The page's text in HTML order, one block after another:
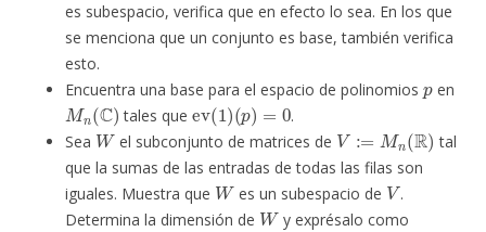
es subespacio, verifica que en efecto lo sea. En los que
se menciona que un conjunto es base, también verifica
esto.
Encuentra una base para el espacio de polinomios
en
Mn(C)
tales que
ev(1)(p) =0
.
Sea
W
el subconjunto de matrices de
V:= n (R )
tal
que la sumas de las entradas de todas las filas son
iguales. Muestra que
W
es un subespacio de
V
.
Determina la dimensión de
W
y exprésalo como